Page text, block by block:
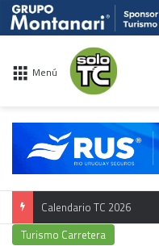
Menú
Calendario TC 2026
Turismo Carretera